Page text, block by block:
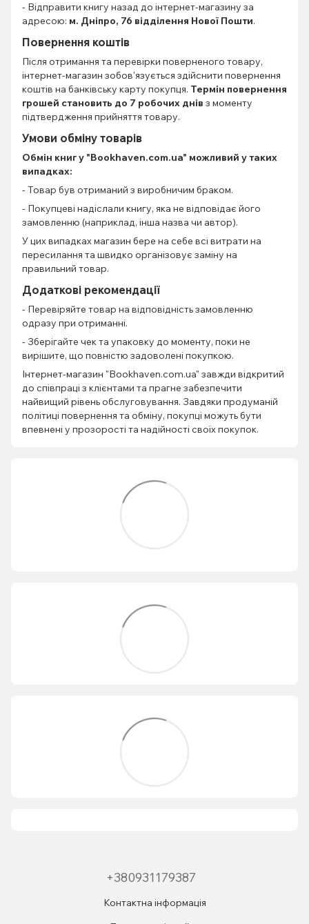
- Відправити книгу назад до інтернет-магазину за
адресою: м. Дніпро, 76 відділення Нової Пошти.
Повернення коштів
Після отримання та перевірки поверненого товару,
інтернет-магазин зобов'язується здійснити повернення
коштів на банківську карту покупця. Термін повернення
грошей становить до 7 робочих днів з моменту
підтвердження прийняття товару.
Умови обміну товарів
Обмін книгу "Bookhaven.com.ua" можливий у таких
випадках:
- Товар був отриманий з виробничим браком.
- Покупцеві надіслали книгу, яка не відповідає його
замовленню (наприклад, інша назва чи автор).
У цих випадках магазин бере на себе всі витрати на
пересилання та швидко організовує заміну на
правильний товар.
Додаткові рекомендації
- Перевіряйте товар на відповідність замовленню
одразу при отриманні.
- Зберігайте чек та упаковку до моменту, поки не
вирішите, що повністю задоволені покупкою.
Інтернет-магазин "Bookhaven.com.ua" завжди відкритий
до співпраці з клієнтами та прагне забезпечити
найвищий рівень обслуговування. Завдяки продуманій
політиці повернення та обміну, покупці можуть бути
впевнені у прозорості та надійності своїх покупок.
+380931179387
Контактна інформація